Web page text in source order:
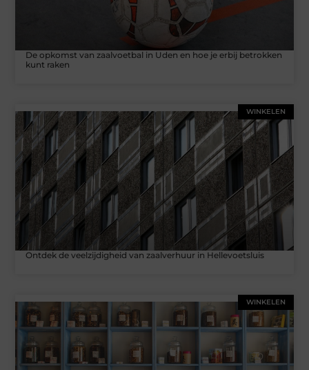
De opkomst van zaalvoetbal in Uden en hoe je erbij betrokken
kunt raken
WINKELEN
Ontdek de veelzijdigheid van zaalverhuur in Hellevoetsluis
WINKELEN